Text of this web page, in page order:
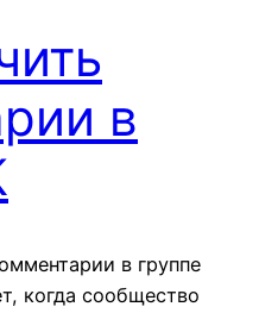
в
в группе
когда сообщество